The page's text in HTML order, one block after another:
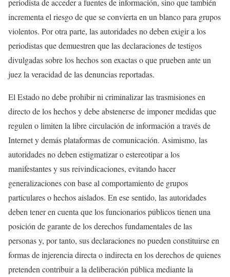
periodista de acceder a fuentes de información, sino que también
incrementa el riesgo de que se convierta en un blanco para grupos
violentos. Por otra parte, las autoridades no deben exigir a los
periodistas que demuestren que las declaraciones de testigos
divulgadas sobre los hechos son exactas o que prueben ante un
juez la veracidad de las denuncias reportadas.
El Estado no debe prohibir ni criminalizar las trasmisiones en
directo de los hechos y debe abstenerse de imponer medidas que
regulen o limiten la libre circulación de información a través de
Internet y demás plataformas de comunicación. Asimismo, las
autoridades no deben estigmatizar o estereotipar a los
manifestantes y sus reivindicaciones, evitando hacer
generalizaciones con base al comportamiento de grupos
particulares o hechos aislados. En ese sentido, las autoridades
deben tener en cuenta que los funcionarios públicos tienen una
posición de garante de los derechos fundamentales de las
personas y, por tanto, sus declaraciones no pueden constituirse en
formas de injerencia directa o indirecta en los derechos de quienes
pretenden contribuir a la deliberación pública mediante la